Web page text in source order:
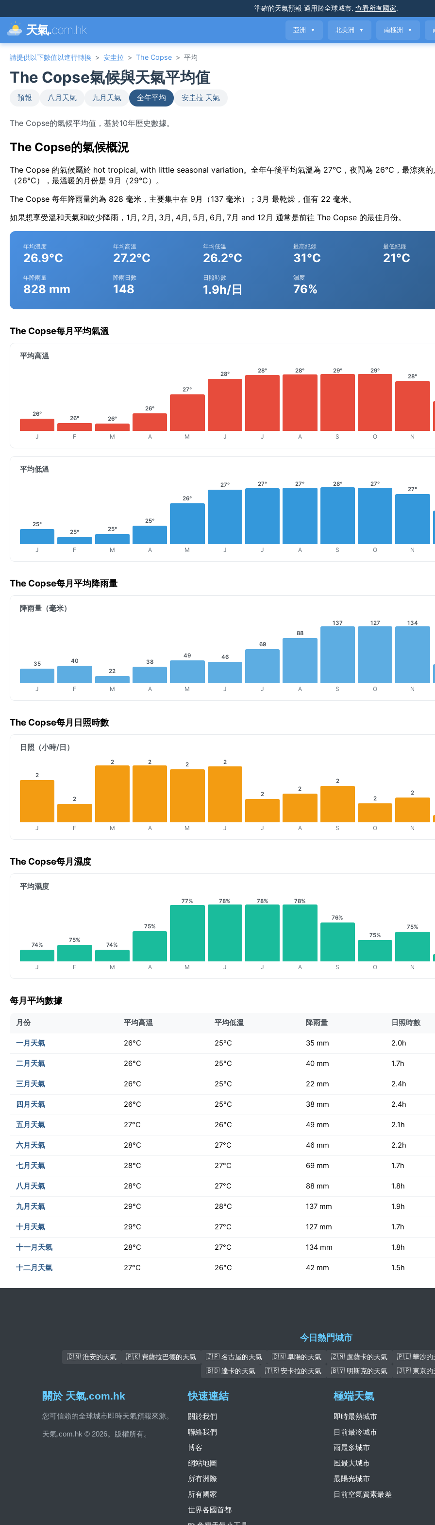
準確的天氣預報 適用於全球城市. 查看所有國家.
天氣.com.hk 亞洲 ▼ 北美洲 ▼ 南極洲 ▼
請提供以下數值以進行轉換 > 安圭拉 > The Copse > 平均
The Copse氣候與天氣平均值
預報 八月天氣 九月天氣 全年平均 安圭拉 天氣
The Copse的氣候平均值，基於10年歷史數據。
The Copse的氣候概況
The Copse 的氣候屬於 hot tropical, with little seasonal variation。全年午後平均氣溫為 27°C，夜間為 26°C，最涼爽的
（26°C），最溫暖的月份是 9月（29°C）。
The Copse 每年降雨量約為 828 毫米，主要集中在 9月（137 毫米）；3月 最乾燥，僅有 22 毫米。
如果想享受溫和天氣和較少降雨，1月, 2月, 3月, 4月, 5月, 6月, 7月 and 12月 通常是前往 The Copse 的最佳月份。
年均溫度
26.9°C
年均高溫
27.2°C
年均低溫
26.2°C
最高紀錄
31°C
最低紀錄
21°C
年降雨量
828 mm
降雨日數
148
日照時數
1.9h/日
濕度
76%
The Copse每月平均氣溫
平均高溫
26°
J
26°
F
26°
M
26°
A
27°
M
28°
J
28°
J
28°
A
29°
S
29°
O
28°
N
平均低溫
25°
J
25°
F
25°
M
25°
A
26°
M
27°
J
27°
J
27°
A
28°
S
27°
O
27°
N
The Copse每月平均降雨量
降雨量（毫米）
35
J
40
F
22
M
38
A
49
M
46
J
69
J
88
A
137
S
127
O
134
N
The Copse每月日照時數
日照（小時/日）
2
J
2
F
2
M
2
A
2
M
2
J
2
J
2
A
2
S
2
O
2
N
The Copse每月濕度
平均濕度
74%
J
75%
F
74%
M
75%
A
77%
M
78%
J
78%
J
78%
A
76%
S
75%
O
75%
N
每月平均數據
月份 平均高溫 平均低溫 降雨量 日照時數
一月天氣 26°C 25°C 35 mm 2.0h
二月天氣 26°C 25°C 40 mm 1.7h
三月天氣 26°C 25°C 22 mm 2.4h
四月天氣 26°C 25°C 38 mm 2.4h
五月天氣 27°C 26°C 49 mm 2.1h
六月天氣 28°C 27°C 46 mm 2.2h
七月天氣 28°C 27°C 69 mm 1.7h
八月天氣 28°C 27°C 88 mm 1.8h
九月天氣 29°C 28°C 137 mm 1.9h
十月天氣 29°C 27°C 127 mm 1.7h
十一月天氣 28°C 27°C 134 mm 1.8h
十二月天氣 27°C 26°C 42 mm 1.5h
今日熱門城市
🇨🇳 淮安的天氣 🇵🇰 費薩拉巴德的天氣 🇯🇵 名古屋的天氣 🇨🇳 阜陽的天氣 🇿🇲 盧薩卡的天氣 🇵🇱 華沙的
🇧🇩 達卡的天氣
🇹🇷 安卡拉的天氣 🇧🇾 明斯克的天氣 🇯🇵 東京的
關於 天氣.com.hk
您可信賴的全球城市即時天氣預報來源。
天氣.com.hk © 2026。版權所有。
快速連結
關於我們
聯絡我們
博客
網站地圖
所有洲際
所有國家
世界各國首都
極端天氣
即時最熱城市
目前最冷城市
雨最多城市
風最大城市
最陽光城市
目前空氣質素最差